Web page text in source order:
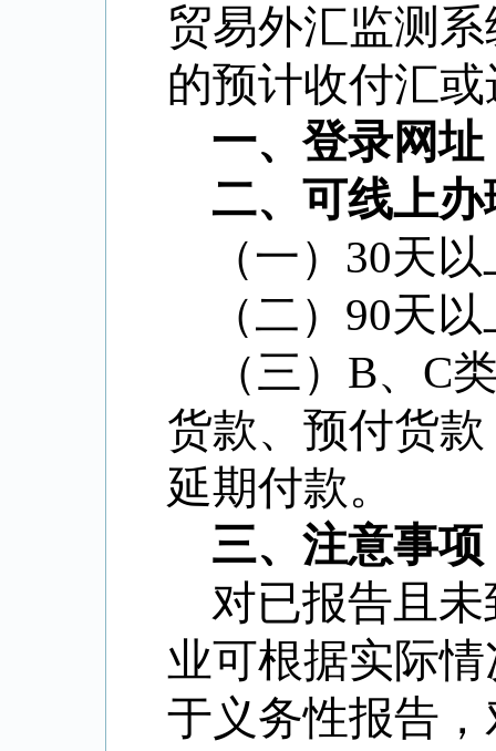
贸易外汇监测
的预计收付汇
一、登录网址
二、可线上
（一） 30天
（二） 90天
（三） B、 C
货款、预付货
延期付款。
三、注意事项
对已报告且
业可根据实际
于义务性报告